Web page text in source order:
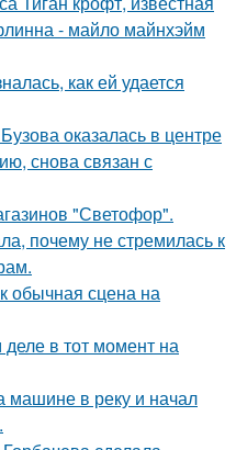
- майло майнхэйм
как ей удается
оказалась в центре
снова связан с
"Светофор".
почему не стремилась к
обычная сцена на
в тот момент на
машине в реку и начал